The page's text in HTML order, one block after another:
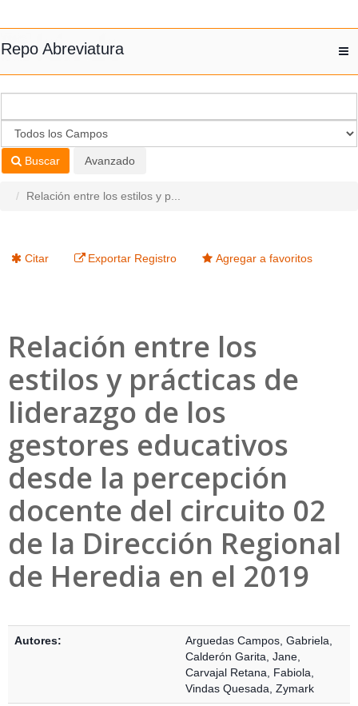
Repo Abreviatura
Buscar Avanzado
Relación entre los estilos y p...
Citar Exportar Registro Agregar a favoritos
Relación entre los
estilos y prácticas de
liderazgo de los
gestores educativos
desde la percepción
docente del circuito 02
de la Dirección Regional
de Heredia en el 2019
Autores: Arguedas Campos, Gabriela
Calderón Garita, Jane
Carvajal Retana, Fabiola
Vindas Quesada, Zymark